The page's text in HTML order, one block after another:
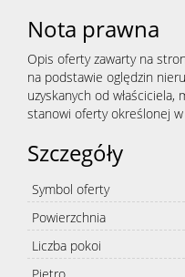
Nota prawna
Opis oferty zawarty na
na podstawie oględzin
uzyskanych od
stanowi oferty określonej
Szczegóły
Symbol oferty
Powierzchnia
Liczba pokoi